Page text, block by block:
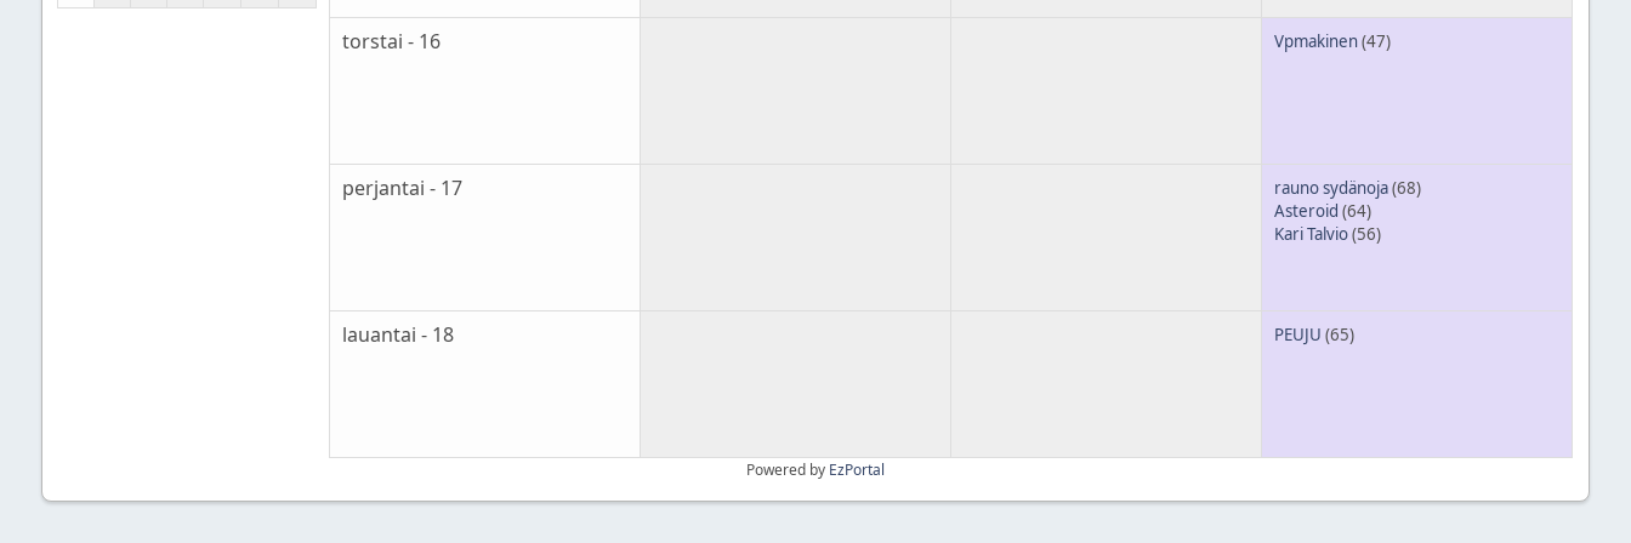
torstai - 16 Vpmakinen(47)
perjantai - 17 rauno sydänoja(68)
Asteroid (64)
Kari Talvio(56)
lauantai - 18 PEUJU (65)
Powered by EzPortal